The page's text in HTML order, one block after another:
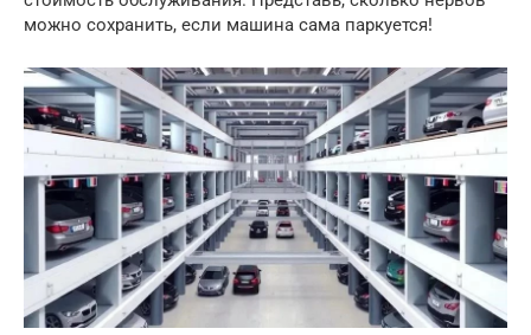
можно сохранить, если машина сама паркуется!